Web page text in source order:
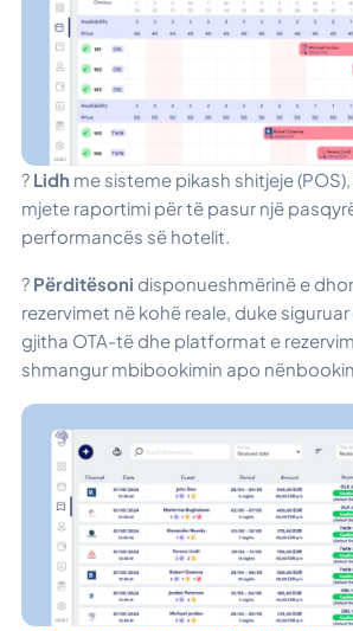
? Lidh me sisteme pikash shitjeje
mjete raportimi për të pasur një
performancës së hotelit.
? Përditësoni disponueshmërinë e
rezervimet në kohë reale, duke
gjitha OTA-të dhe platformat e
shmangur mbibookimin apo